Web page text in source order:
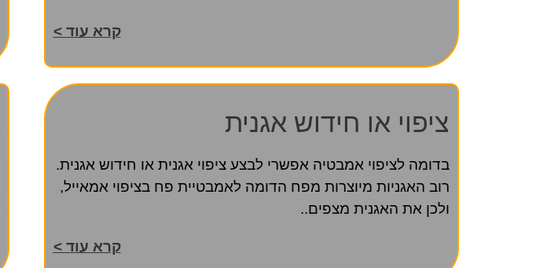
קרא עוד >
ציפוי או חידוש אגנית
בדומה לציפוי אמבטיה אפשרי לבצע ציפוי אגנית או חידוש אגנית.
רוב האגניות מיוצרות מפח הדומה לאמבטיית פח בציפוי אמאייל,
ולכן את האגנית מצפים..
קרא עוד >